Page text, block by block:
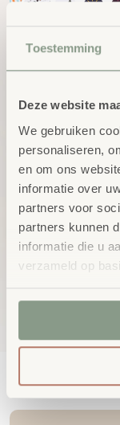
Toestemming
Deze website
We gebruiken
personaliseren,
en om ons
informatie over
partners voor
partners kunnen
informatie die u
verzameld op
afbeeldingen rond
€11,46 excl.
Houten doolhof
BTW